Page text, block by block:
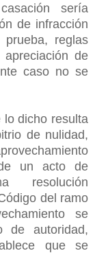
sería
de infracción
reglas
de
caso no se
lo dicho resulta
de nulidad,
un acto de
resolución
del ramo
se
de autoridad,
que se